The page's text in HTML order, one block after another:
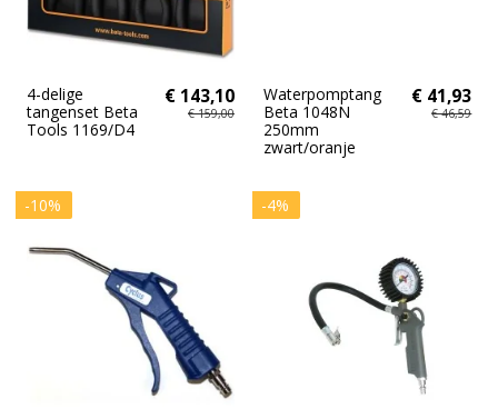
4-delige
tangenset Beta
Tools 1169/D4
€ 143,10
€ 159,00
Waterpomptang
Beta 1048N
250mm
zwart/oranje
€ 41,93
€ 46,59
-10% -4%